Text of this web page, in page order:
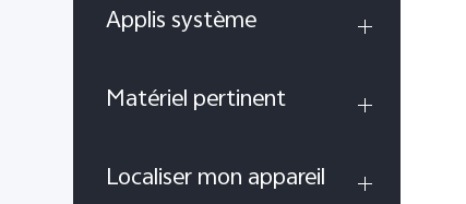
Applis système
Matériel pertinent
Localiser mon appareil